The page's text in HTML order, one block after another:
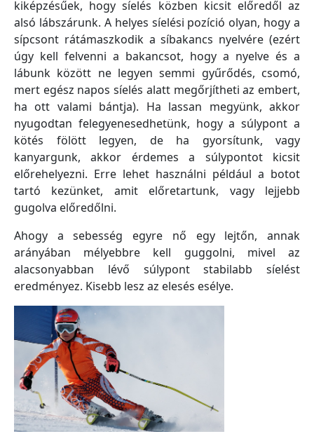
kiképzésűek, hogy síelés közben kicsit előredől az
alsó lábszárunk. A helyes síelési pozíció olyan, hogy a
sípcsont rátámaszkodik a síbakancs nyelvére (ezért
úgy kell felvenni a bakancsot, hogy a nyelve és a
lábunk között ne legyen semmi gyűrődés, csomó,
mert egész napos síelés alatt megőrjítheti az embert,
ha ott valami bántja). Ha lassan megyünk, akkor
nyugodtan felegyenesedhetünk, hogy a súlypont a
kötés fölött legyen, de ha gyorsítunk, vagy
kanyargunk, akkor érdemes a súlypontot kicsit
előrehelyezni. Erre lehet használni például a botot
tartó kezünket, amit előretartunk, vagy lejjebb
gugolva előredőlni.
Ahogy a sebesség egyre nő egy lejtőn, annak
arányában mélyebbre kell guggolni, mivel az
alacsonyabban lévő súlypont stabilabb síelést
eredményez. Kisebb lesz az elesés esélye.